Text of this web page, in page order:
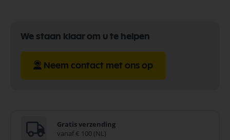
We staan klaar om u te helpen
Neem contact met ons op
Gratis verzending
vanaf € 100 (NL)